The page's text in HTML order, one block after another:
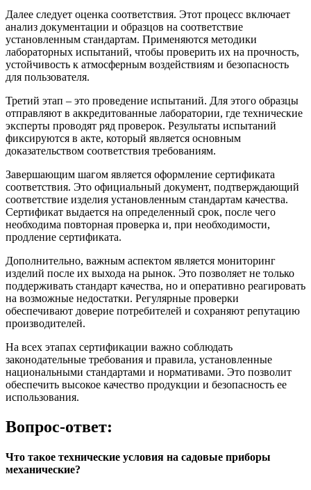
Далее следует оценка соответствия. Этот процесс включает
анализ документации и образцов на соответствие
установленным стандартам. Применяются методики
лабораторных испытаний, чтобы проверить их на прочность,
устойчивость к атмосферным воздействиям и безопасность
для пользователя.
Третий этап – это проведение испытаний. Для этого образцы
отправляют в аккредитованные лаборатории, где технические
эксперты проводят ряд проверок. Результаты испытаний
фиксируются в акте, который является основным
доказательством соответствия требованиям.
Завершающим шагом является оформление сертификата
соответствия. Это официальный документ, подтверждающий
соответствие изделия установленным стандартам качества.
Сертификат выдается на определенный срок, после чего
необходима повторная проверка и, при необходимости,
продление сертификата.
Дополнительно, важным аспектом является мониторинг
изделий после их выхода на рынок. Это позволяет не только
поддерживать стандарт качества, но и оперативно реагировать
на возможные недостатки. Регулярные проверки
обеспечивают доверие потребителей и сохраняют репутацию
производителей.
На всех этапах сертификации важно соблюдать
законодательные требования и правила, установленные
национальными стандартами и нормативами. Это позволит
обеспечить высокое качество продукции и безопасность ее
использования.
Вопрос-ответ:
Что такое технические условия на садовые приборы
механические?